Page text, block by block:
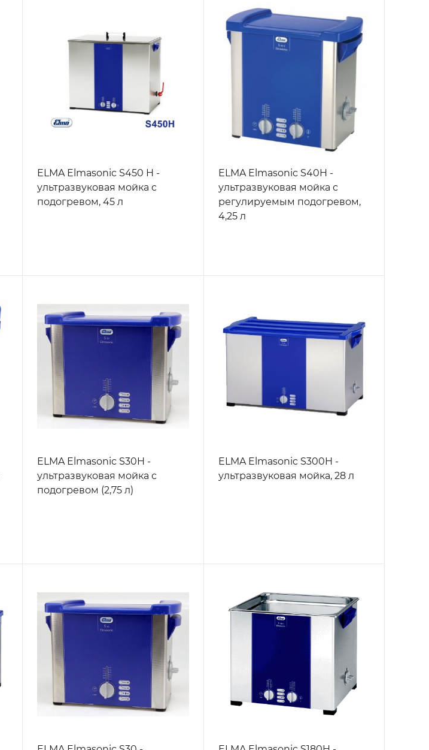
ELMA Elmasonic S450 H -
ультразвуковая мойка c
подогревом, 45 л
ELMA Elmasonic S40H -
ультразвуковая мойка с
регулируемым подогревом,
4,25 л
ELMA Elmasonic S30H -
ультразвуковая мойка с
подогревом (2,75 л)
ELMA Elmasonic S300H -
ультразвуковая мойка, 28 л